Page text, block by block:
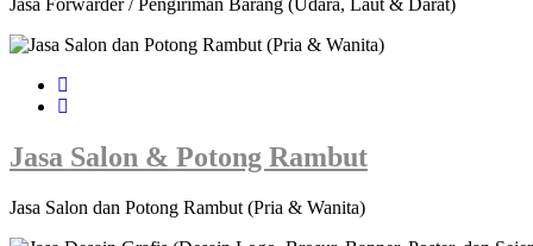
Jasa Forwarder / Pengiriman Barang (Udara, Laut & Darat)
Jasa Salon & Potong Rambut
Jasa Salon dan Potong Rambut (Pria & Wanita)